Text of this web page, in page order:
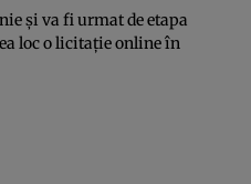
și va fi urmat de etapa
loc o licitație online în